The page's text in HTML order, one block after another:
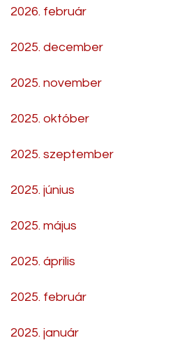
2026. február
2025. december
2025. november
2025. október
2025. szeptember
2025. június
2025. május
2025. április
2025. február
2025. január